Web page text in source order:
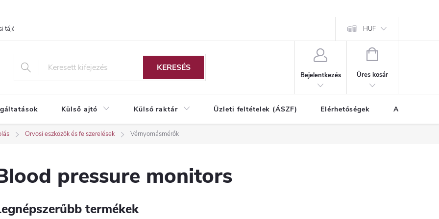
tájékoztató HUF
KERESÉS
Bejelentkezés
KOSÁR
Üres kosár
Külső ajtó Külső raktár Üzleti feltételek (ÁSZF) Elérhetőségek A vásárlás
Orvosi eszközök és felszerelések Vérnyomásmérők
pressure monitors
termékek